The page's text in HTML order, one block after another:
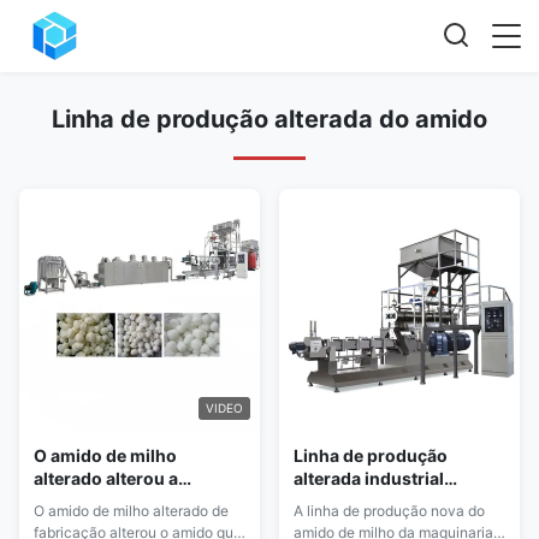
Linha de produção alterada do amido
VIDEO
O amido de milho
alterado alterou a
máquina do amido de aço
inoxidável
O amido de milho alterado de
fabricação alterou o amido que
Linha de produção
alterada industrial
500kg/h do amido de
milho do amido das
A linha de produção nova do
amido de milho da maquinaria